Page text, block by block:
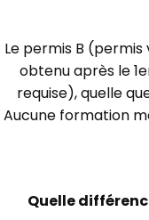
Le permis B
obtenu après le
requise), quelle
Aucune formation
Quelle